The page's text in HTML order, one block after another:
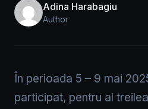
Adina Harabagiu
Author
În perioada 5 – 9 mai
participat, pentru al